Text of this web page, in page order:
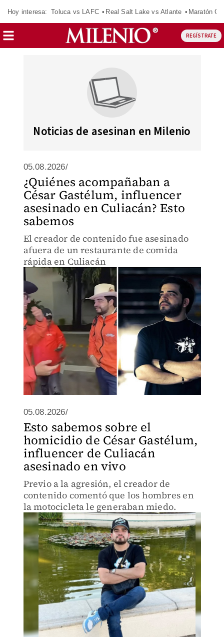
Hoy interesa: Toluca vs LAFC Real Salt Lake vs Atlante Maratón
REGÍSTRATE
Noticias de asesinan en Milenio
05.08.2026/
¿Quiénes acompañaban a
César Gastélum, influencer
asesinado en Culiacán? Esto
sabemos
El creador de contenido fue asesinado
afuera de un restaurante de comida
rápida en Culiacán
05.08.2026/
Esto sabemos sobre el
homicidio de César Gastélum,
influencer de Culiacán
asesinado en vivo
Previo a la agresión, el creador de
contenido comentó que los hombres en
la motocicleta le generaban miedo.